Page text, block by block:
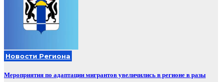
Новости Региона
Мероприятия по адаптации мигрантов увеличились в регионе в разы